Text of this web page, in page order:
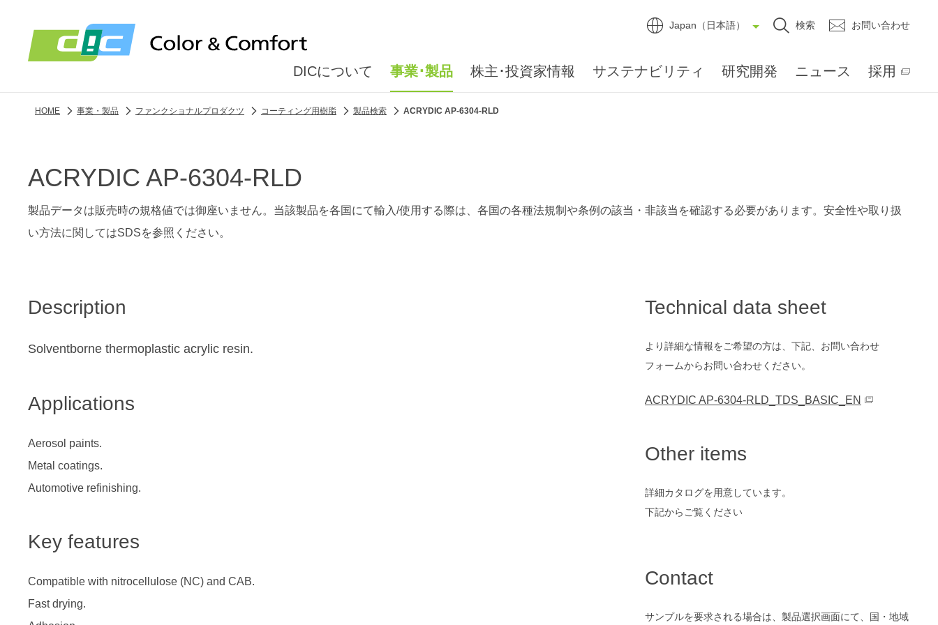
Japan（日本語） 検索 お問い合わせ
DICについて 事業･製品 株主･投資家情報 サステナビリティ 研究開発 ニュース 採用
HOME 事業・製品 ファンクショナルプロダクツ コーティング用樹脂 製品検索 ACRYDIC AP-6304-RLD
ACRYDIC AP-6304-RLD
製品データは販売時の規格値では御座いません。当該製品を各国にて輸入/使用する際は、各国の各種法規制や条例の該当・非該当を確認する必要があります。安全性や取り扱
い方法に関してはSDSを参照ください。
Description
Solventborne thermoplastic acrylic resin.
Applications
Aerosol paints.
Metal coatings.
Automotive refinishing.
Key features
Compatible with nitrocellulose (NC) and CAB.
Fast drying.
Technical data sheet
より詳細な情報をご希望の方は、下記、お問い合わせ
フォームからお問い合わせください。
ACRYDIC AP-6304-RLD_TDS_BASIC_EN
Other items
詳細カタログを用意しています。
下記からご覧ください
Contact
サンプルを要求される場合は、製品選択画面にて、国・地域